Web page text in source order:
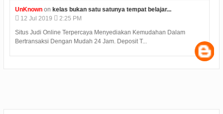
UnKnownon kelas bukan satu satunya tempat belajar...
12 Jul 2019
2:25 PM
Situs Judi Online Terpercaya Menyediakan Kemudahan Dalam
Bertransaksi Dengan Mudah 24 Jam. Deposit T...